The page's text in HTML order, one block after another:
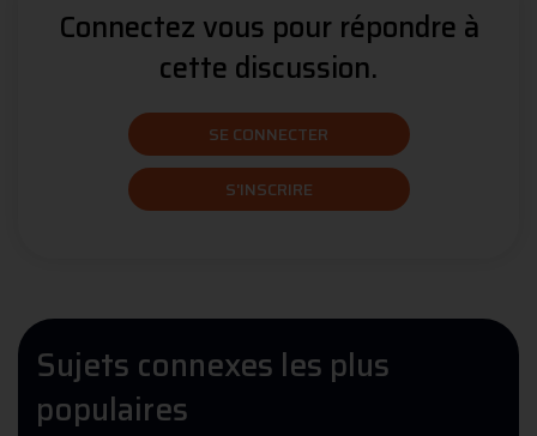
Connectez vous pour répondre à
cette discussion.
SE CONNECTER
S'INSCRIRE
Sujets connexes les plus
populaires